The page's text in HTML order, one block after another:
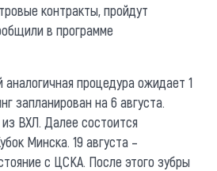
контракты, пройдут
в программе
процедура ожидает 1
запланирован на 6 августа.
ВХЛ. Далее состоится
Минска. 19 августа –
с ЦСКА. После этого зубры